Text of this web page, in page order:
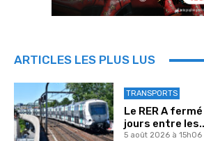
ARTICLES LES PLUS LUS
TRANSPORTS
Le RER A
jours entre
5 août 2026 à 15h06